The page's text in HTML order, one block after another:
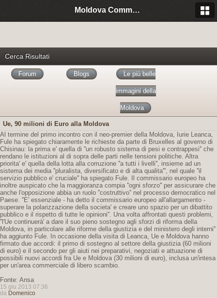
Moldova Community Italia
Cerca Risultati
Forum Blogs Le più belle
immagini della
Moldova
Ue, 90 milioni di Euro alla Moldova
Al termine del primo incontro con il neo-premier della Moldova, Iurie Leanca,
Fule ha spiegato chiaramente le richieste da parte di Bruxelles al governo di
Chisinau: la prima e' quella di ''un robusto sistema di pesi e contrappesi'' che
rendano le istituzioni al di sopra delle parti nelle tensioni politiche. Altra
priorita' e' quella della lotta alla corruzione ''a tutti i livelli'', insieme ad un
sistema dei media ''pluralista, diversificato e di alta qualita''', nel quale ''il
servizio pubblico e' cruciale'' ha spiegato Fule. Il commissario europeo ha
inoltre auspicato che la maggioranza compia ''ogni sforzo'' per assicurare che
anche l'opposizione abbia un ruolo ''costruttivo'' nel processo democratico nel
Paese. ''E' essenziale - ha detto il commissario europeo all'allargamento -
superare la polarizzazione della societa' e creare uno spazio per un dibattito
pubblico e il rispetto di tutte le opinioni''. Una volta affrontati questi problemi,
''l'Ue continuerà' a dare il suo pieno sostegno agli sforzi di riforma della
Moldova, in particolare alle riforme della giustizia e del ministero degli interni''
ha aggiunto Fule. In occasione della visita di Leanca, Ue e Moldova hanno
firmato due accordi: il primo di sostegno al settore della giustizia (60 milioni
di euro) e il secondo per gli aiuti nei preparativi, negoziati e attuazione di
possibili nuovi accordi fra Ue e Moldova (30 milioni di euro), inclusa un'intesa
per un'area commerciale di libero scambio.
Fonte: Ansa
15 giu 2013 07:36
da Domenico